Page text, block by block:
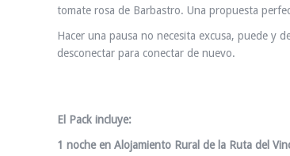
tomate rosa de Barbastro. Una propuesta
Hacer una pausa no necesita excusa, puede y
desconectar para conectar de nuevo.
El Pack incluye:
1 noche en Alojamiento Rural de la Ruta del